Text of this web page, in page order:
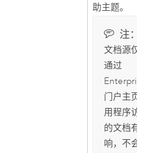
助主题。
注：
文档源仅对
通过
Enterprise
门户主页应
用程序访问
的文档有影
响，不会影